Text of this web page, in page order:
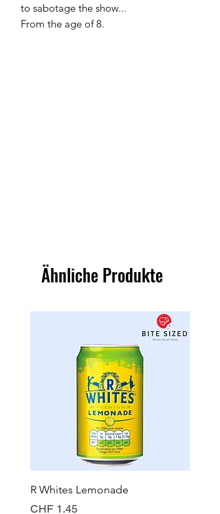
to sabotage the show...
From the age of 8.
Ähnliche Produkte
R Whites Lemonade
Preis
CHF 1.45